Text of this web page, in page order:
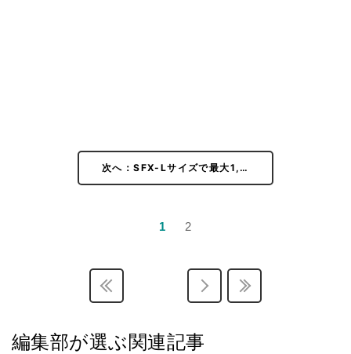
次へ：SFX-Lサイズで最大1,…
1 2
編集部が選ぶ関連記事